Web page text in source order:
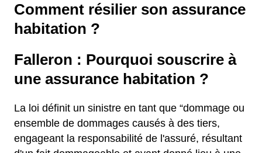
Comment résilier son assurance
habitation ?
Falleron : Pourquoi souscrire à
une assurance habitation ?
La loi définit un sinistre en tant que “dommage ou
ensemble de dommages causés à des tiers,
engageant la responsabilité de l'assuré, résultant